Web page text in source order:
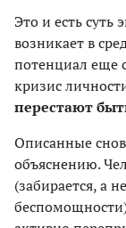
Это и есть суть
возникает в
потенциал еще
кризис
перестают
Описанные
объяснению.
(забирается, а